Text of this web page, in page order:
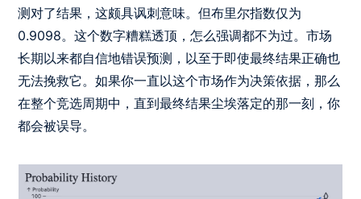
测对了结果，这颇具讽刺意味。但布里尔指数仅为
0.9098。这个数字糟糕透顶，怎么强调都不为过。市场
长期以来都自信地错误预测，以至于即使最终结果正确也
无法挽救它。如果你一直以这个市场作为决策依据，那么
在整个竞选周期中，直到最终结果尘埃落定的那一刻，你
都会被误导。